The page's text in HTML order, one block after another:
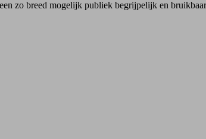
zo breed mogelijk publiek begrijpelijk en